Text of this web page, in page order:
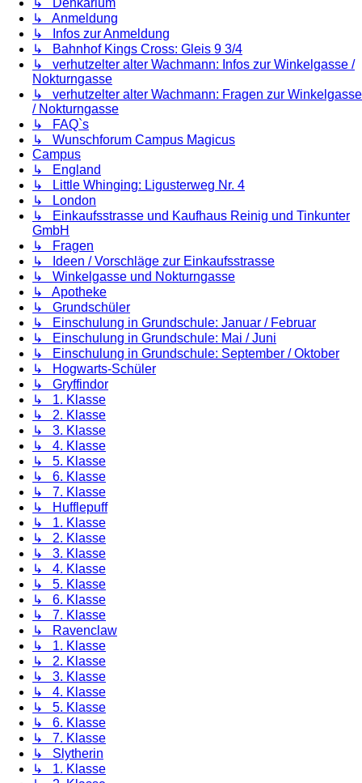
↳ Anmeldung
↳ Infos zur Anmeldung
↳ Bahnhof Kings Cross: Gleis 9 3/4
↳ verhutzelter alter Wachmann: Infos zur Winkelgasse /
Nokturngasse
↳ verhutzelter alter Wachmann: Fragen zur Winkelgasse
/ Nokturngasse
↳ FAQ`s
↳ Wunschforum Campus Magicus
Campus
↳ England
↳ Little Whinging: Ligusterweg Nr. 4
↳ London
↳ Einkaufsstrasse und Kaufhaus Reinig und Tinkunter
GmbH
↳ Fragen
↳ Ideen / Vorschläge zur Einkaufsstrasse
↳ Winkelgasse und Nokturngasse
↳ Apotheke
↳ Grundschüler
↳ Einschulung in Grundschule: Januar / Februar
↳ Einschulung in Grundschule: Mai / Juni
↳ Einschulung in Grundschule: September / Oktober
↳ Hogwarts-Schüler
↳ Gryffindor
↳ 1. Klasse
↳ 2. Klasse
↳ 3. Klasse
↳ 4. Klasse
↳ 5. Klasse
↳ 6. Klasse
↳ 7. Klasse
↳ Hufflepuff
↳ 1. Klasse
↳ 2. Klasse
↳ 3. Klasse
↳ 4. Klasse
↳ 5. Klasse
↳ 6. Klasse
↳ 7. Klasse
↳ Ravenclaw
↳ 1. Klasse
↳ 2. Klasse
↳ 3. Klasse
↳ 4. Klasse
↳ 5. Klasse
↳ 6. Klasse
↳ 7. Klasse
↳ Slytherin
↳ 1. Klasse